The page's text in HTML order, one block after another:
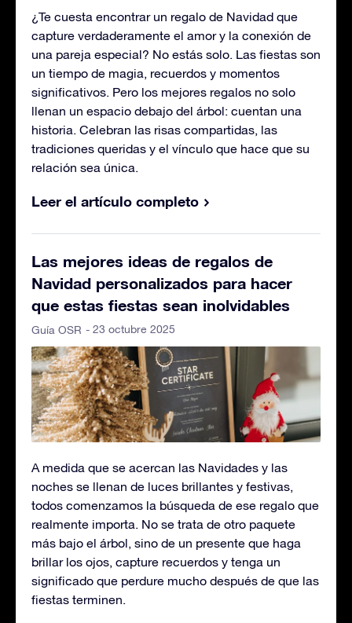
¿Te cuesta encontrar un regalo de Navidad que
capture verdaderamente el amor y la conexión de
una pareja especial? No estás solo. Las fiestas son
un tiempo de magia, recuerdos y momentos
significativos. Pero los mejores regalos no solo
llenan un espacio debajo del árbol: cuentan una
historia. Celebran las risas compartidas, las
tradiciones queridas y el vínculo que hace que su
relación sea única.
Leer el artículo completo
Las mejores ideas de regalos de
Navidad personalizados para hacer
que estas fiestas sean inolvidables
Guía OSR - 23 octubre 2025
A medida que se acercan las Navidades y las
noches se llenan de luces brillantes y festivas,
todos comenzamos la búsqueda de ese regalo que
realmente importa. No se trata de otro paquete
más bajo el árbol, sino de un presente que haga
brillar los ojos, capture recuerdos y tenga un
significado que perdure mucho después de que las
fiestas terminen.